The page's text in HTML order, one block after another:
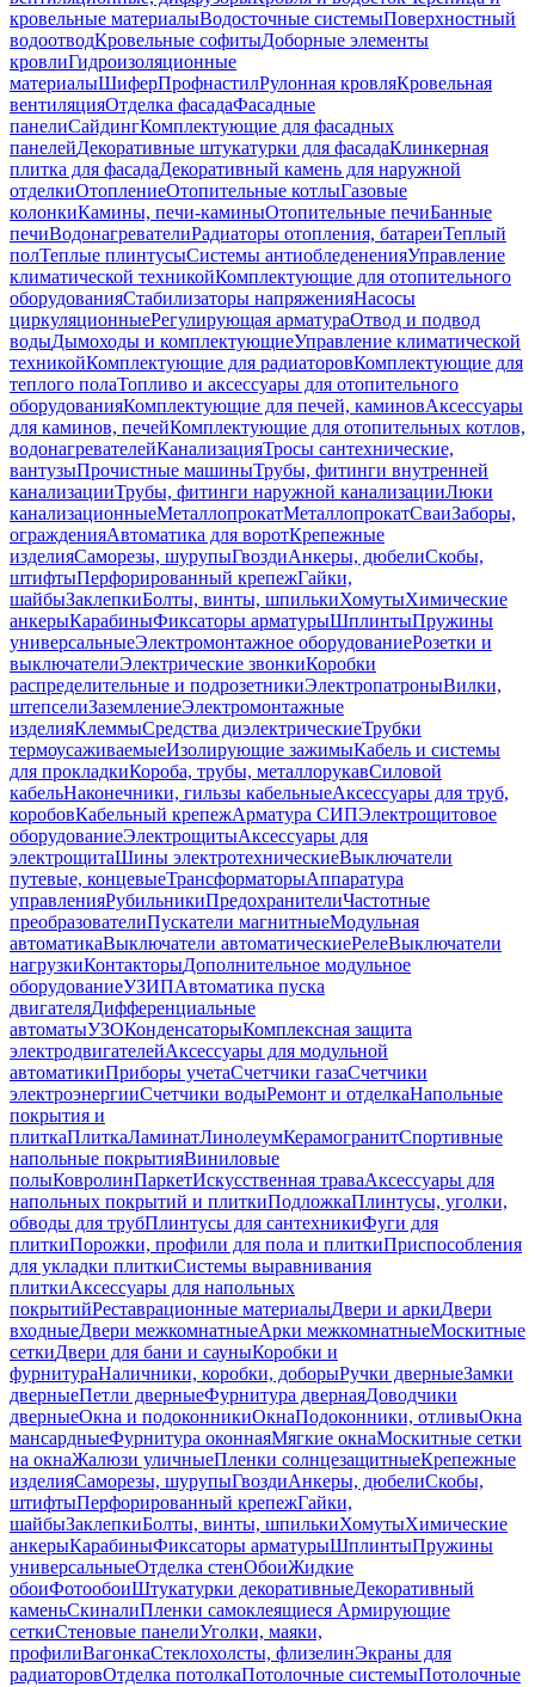
кровельные материалыВодосточные системыПоверхностный
водоотводКровельные софитыДоборные элементы
кровлиГидроизоляционные
материалыШиферПрофнастилРулонная кровляКровельная
вентиляцияОтделка фасадаФасадные
панелиСайдингКомплектующие для фасадных
панелейДекоративные штукатурки для фасадаКлинкерная
плитка для фасадаДекоративный камень для наружной
отделкиОтоплениеОтопительные котлыГазовые
колонкиКамины, печи-каминыОтопительные печиБанные
печиВодонагревателиРадиаторы отопления, батареиТеплый
полТеплые плинтусыСистемы антиобледененияУправление
климатической техникойКомплектующие для отопительного
оборудованияСтабилизаторы напряженияНасосы
циркуляционныеРегулирующая арматураОтвод и подвод
водыДымоходы и комплектующиеУправление климатической
техникойКомплектующие для радиаторовКомплектующие для
теплого полаТопливо и аксессуары для отопительного
оборудованияКомплектующие для печей, каминовАксессуары
для каминов, печейКомплектующие для отопительных котлов,
водонагревателейКанализацияТросы сантехнические,
вантузыПрочистные машиныТрубы, фитинги внутренней
канализацииТрубы, фитинги наружной канализацииЛюки
канализационныеМеталлопрокатМеталлопрокатСваиЗаборы,
огражденияАвтоматика для воротКрепежные
изделияСаморезы, шурупыГвоздиАнкеры, дюбелиСкобы,
штифтыПерфорированный крепежГайки,
шайбыЗаклепкиБолты, винты, шпилькиХомутыХимические
анкерыКарабиныФиксаторы арматурыШплинтыПружины
универсальныеЭлектромонтажное оборудованиеРозетки и
выключателиЭлектрические звонкиКоробки
распределительные и подрозетникиЭлектропатроныВилки,
штепселиЗаземлениеЭлектромонтажные
изделияКлеммыСредства диэлектрическиеТрубки
термоусаживаемыеИзолирующие зажимыКабель и системы
для прокладкиКороба, трубы, металлорукавСиловой
кабельНаконечники, гильзы кабельныеАксессуары для труб,
коробовКабельный крепежАрматура СИПЭлектрощитовое
оборудованиеЭлектрощитыАксессуары для
электрощитаШины электротехническиеВыключатели
путевые, концевыеТрансформаторыАппаратура
управленияРубильникиПредохранителиЧастотные
преобразователиПускатели магнитныеМодульная
автоматикаВыключатели автоматическиеРелеВыключатели
нагрузкиКонтакторыДополнительное модульное
оборудованиеУЗИПАвтоматика пуска
двигателяДифференциальные
автоматыУЗОКонденсаторыКомплексная защита
электродвигателейАксессуары для модульной
автоматикиПриборы учетаСчетчики газаСчетчики
электроэнергииСчетчики водыРемонт и отделкаНапольные
покрытия и
плиткаПлиткаЛаминатЛинолеумКерамогранитСпортивные
напольные покрытияВиниловые
полыКовролинПаркетИскусственная траваАксессуары для
напольных покрытий и плиткиПодложкаПлинтусы, уголки,
обводы для трубПлинтусы для сантехникиФуги для
плиткиПорожки, профили для пола и плиткиПриспособления
для укладки плиткиСистемы выравнивания
плиткиАксессуары для напольных
покрытийРеставрационные материалыДвери и аркиДвери
входныеДвери межкомнатныеАрки межкомнатныеМоскитные
сеткиДвери для бани и сауныКоробки и
фурнитураНаличники, коробки, доборыРучки дверныеЗамки
дверныеПетли дверныеФурнитура двернаяДоводчики
дверныеОкна и подоконникиОкнаПодоконники, отливыОкна
мансардныеФурнитура оконнаяМягкие окнаМоскитные сетки
на окнаЖалюзи уличныеПленки солнцезащитныеКрепежные
изделияСаморезы, шурупыГвоздиАнкеры, дюбелиСкобы,
штифтыПерфорированный крепежГайки,
шайбыЗаклепкиБолты, винты, шпилькиХомутыХимические
анкерыКарабиныФиксаторы арматурыШплинтыПружины
универсальныеОтделка стенОбоиЖидкие
обоиФотообоиШтукатурки декоративныеДекоративный
каменьСкиналиПленки самоклеящиеся Армирующие
сеткиСтеновые панелиУголки, маяки,
профилиВагонкаСтеклохолсты, флизелинЭкраны для
радиаторовОтделка потолкаПотолочные системыПотолочные